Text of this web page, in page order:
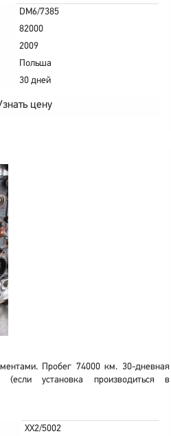
DM6/7385
82000
2009
Польша
30 дней
цену
Пробег 74000 км. 30-дневная
установка производиться в
XX2/5002